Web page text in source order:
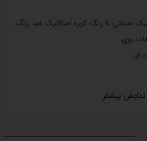
نمایش بیشتر
صنعتی با رنگ کوره استاتیک ضد زنگ
روی
ای
ای جهت سهولت و روانی بیشتر در
و طول عمر بیشتر